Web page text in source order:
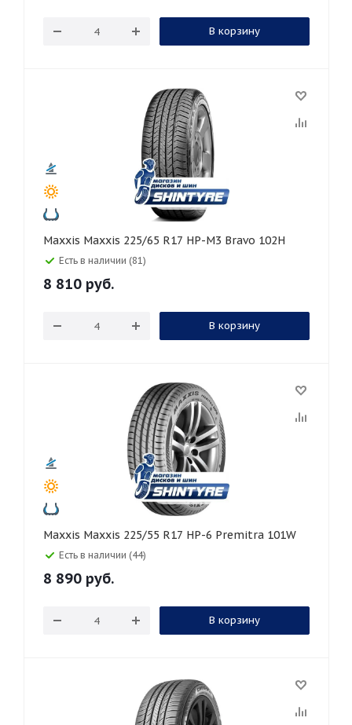
В корзину
Maxxis Maxxis 225/65 R17 HP-M3 Bravo 102H
Есть в наличии (81)
8 810 руб.
В корзину
Maxxis Maxxis 225/55 R17 HP-6 Premitra 101W
Есть в наличии (44)
8 890 руб.
В корзину